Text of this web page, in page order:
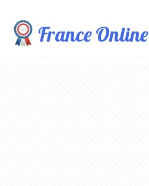
France Online